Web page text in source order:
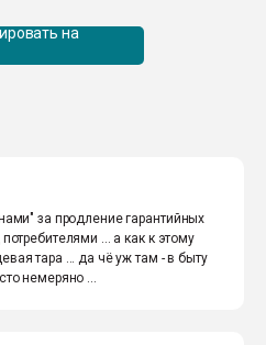
на
за продление гарантийных
... а как к этому
тара ... да чё уж там - в быту
немеряно ...